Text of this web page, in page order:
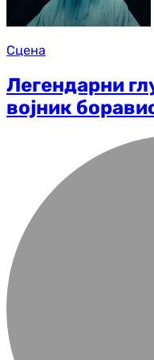
Сцена
Легендарни
војник